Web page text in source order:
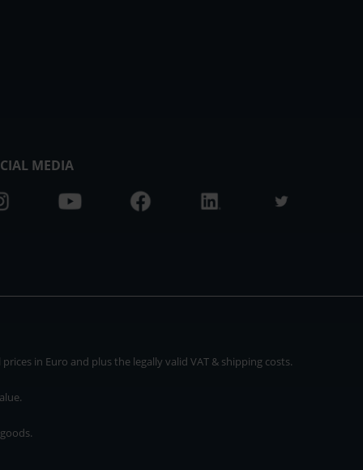
MEDIA
in Euro and plus the legally valid VAT & shipping costs.